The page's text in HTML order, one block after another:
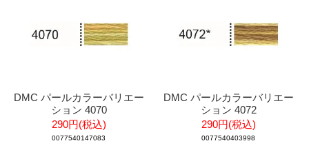
DMC パールカラーバリエー
ション 4070
290円(税込)
0077540147083
DMC パールカラーバリエー
ション 4072
290円(税込)
0077540403998